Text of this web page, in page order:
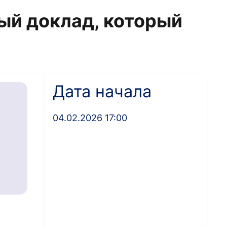
доклад, который
Дата начала
04.02.2026 17:00